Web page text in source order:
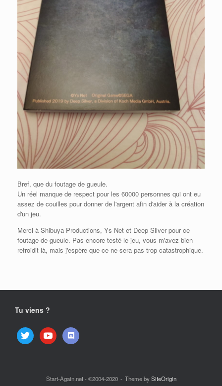
Bref, que du foutage de gueule.
Un réel manque de respect pour les 60000 personnes qui ont eu
assez de couilles pour donner de l'argent afin d'aider à la création
d'un jeu.
Merci à Shibuya Productions, Ys Net et Deep Silver pour ce
foutage de gueule. Pas encore testé le jeu, vous m'avez bien
refroidit là, mais j'espère que ce ne sera pas trop catastrophique.
Tu viens ?
twitter youtube discord
Start-Again.net - ©2004-2020 Theme bySiteOrigin